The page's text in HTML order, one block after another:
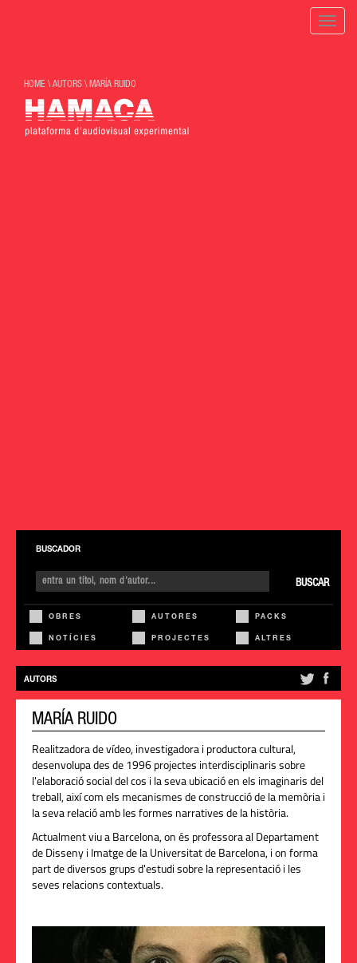
Toggle
HOME \AUTORS \ MARÍA RUIDO
BUSCADOR
BUSCAR
OBRES AUTORES PACKS
NOTÍCIES PROJECTES ALTRES
AUTORS
MARÍA RUIDO
Realitzadora de vídeo, investigadora i productora cultural,
desenvolupa des de 1996 projectes interdisciplinaris sobre
l'elaboració social del cos i la seva ubicació en els imaginaris del
treball, així com els mecanismes de construcció de la memòria i
la seva relació amb les formes narratives de la història.
Actualment viu a Barcelona, on és professora al Departament
de Disseny i Imatge de la Universitat de Barcelona, i on forma
part de diversos grups d'estudi sobre la representació i les
seves relacions contextuals.